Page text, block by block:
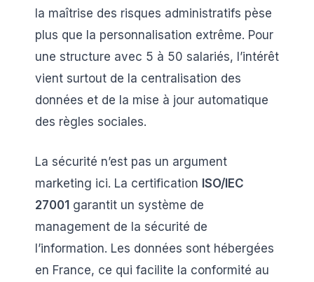
la maîtrise des risques administratifs pèse
plus que la personnalisation extrême. Pour
une structure avec 5 à 50 salariés, l’intérêt
vient surtout de la centralisation des
données et de la mise à jour automatique
des règles sociales.
La sécurité n’est pas un argument
marketing ici. La certification ISO/IEC
27001 garantit un système de
management de la sécurité de
l’information. Les données sont hébergées
en France, ce qui facilite la conformité au